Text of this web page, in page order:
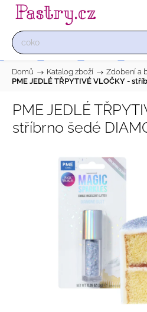
Domů / Katalog zboží / Zdobení a
PME JEDLÉ TŘPYTIVÉ VLOČKY -
PME JEDLÉ
stříbrno šedé